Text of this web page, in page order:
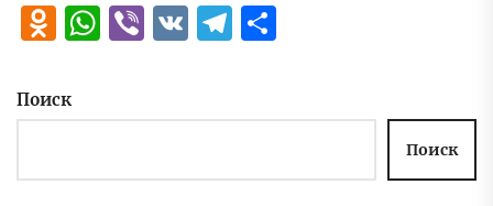
Odnoklassniki
WhatsApp
Viber
VK Telegram
Поиск
Поиск